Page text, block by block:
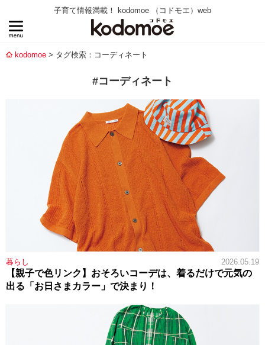
子育て情報満載！ kodomoe （コドモエ）web
kodomoe タグ検索：コーディネート
#コーディネート
暮らし 2026.05.19
【親子で色リンク】おそろいコーデは、着るだけで元気の
出る「お日さまカラー」で決まり！